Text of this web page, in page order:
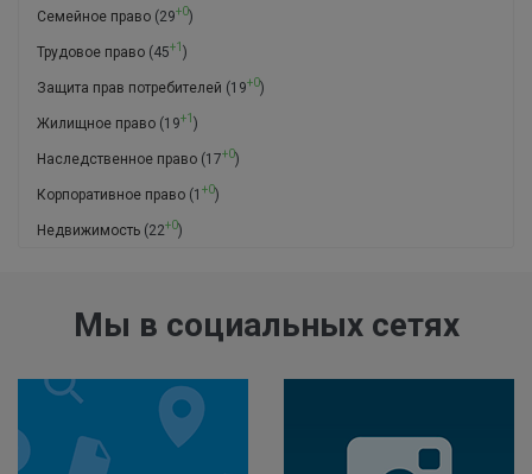
Семейное право (29+0)
Трудовое право (45+1 )
Защита прав потребителей (19+0)
Жилищное право (19+1 )
Наследственное право (17+0)
Корпоративное право (1 +0)
Недвижимость (22+0)
Мы в социальных сетях